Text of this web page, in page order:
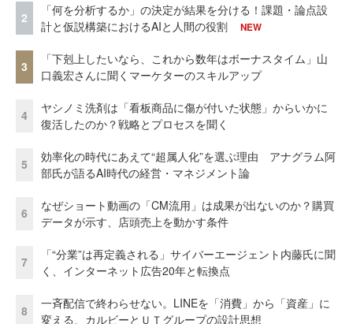
2
「何を分析するか」の決定が結果を分ける！課題・論点設
計と仮説構築におけるAIと人間の役割
NEW
3
「下剋上したいなら、これから数年はボーナスタイム」山
口義宏さんに聞くマーケターのスキルアップ
4
ヤシノミ洗剤は「看板商品に傷が付いた状態」からいかに
復活したのか？戦略とプロセスを聞く
5
効率化の時代にあえて“超属人化”を選ぶ理由 アナグラム阿
部氏が語るAI時代の経営・マネジメント論
6
なぜショート動画の「CM流用」は成果が出ないのか？購買
データが示す、店頭売上を動かす条件
7
「“分業”は再定義される」サイバーエージェント内藤氏に聞
く、インターネット広告20年と転換点
8
一斉配信で終わらせない。LINEを「消費」から「資産」に
変える、カルビーとＵＴグループの設計思想